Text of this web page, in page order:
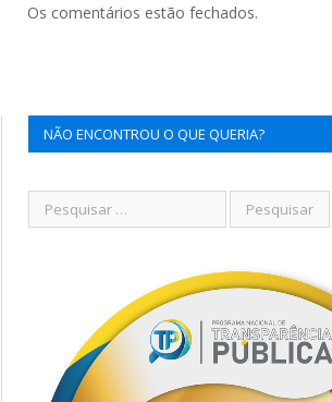
Os comentários estão fechados.
NÃO ENCONTROU O QUE QUERIA?